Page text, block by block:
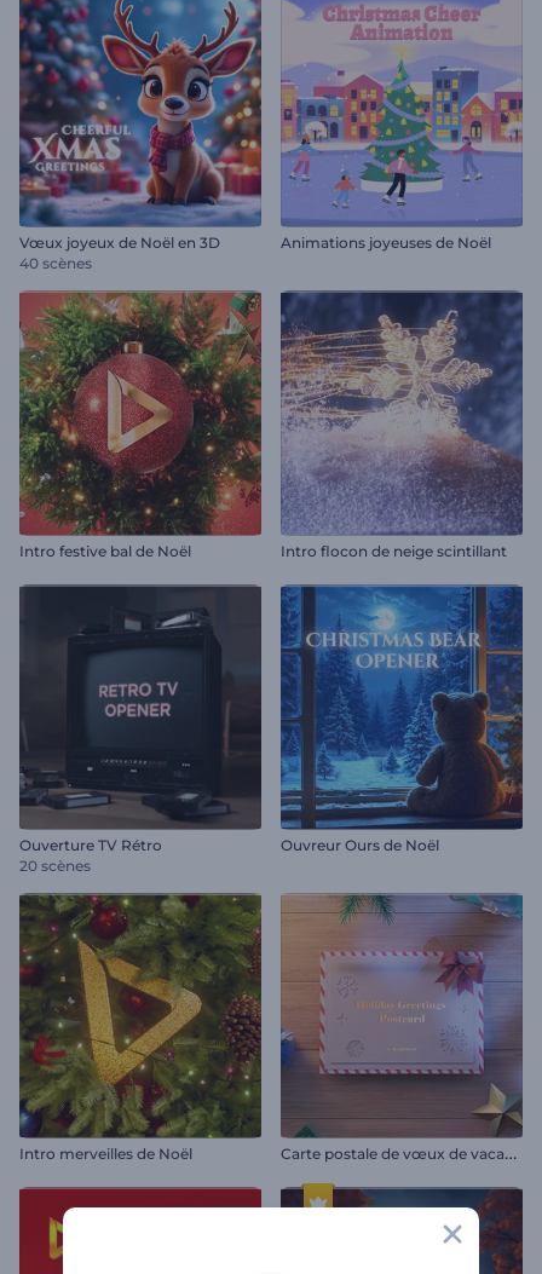
Vœux joyeux de Noël en 3D
40 scènes
Animations joyeuses de Noël
Intro festive bal de Noël Intro flocon de neige scintillant
Ouverture TV Rétro
20 scènes
Ouvreur Ours de Noël
Intro merveilles de Noël C
arte postale de vœux de vacances